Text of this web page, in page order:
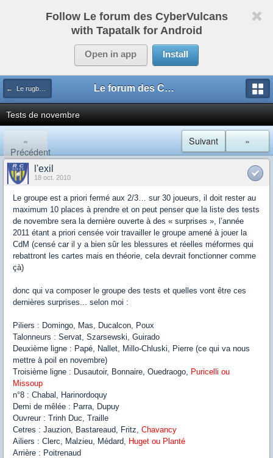
Follow Le forum des CyberVulcans
with Tapatalk for Android
Open in app Install
← Le rugby international Le forum des CyberVulcans
Tests de novembre
«
Précédent
»
Suivant
l'exil
18 oct. 2010
Le groupe est a priori fermé aux 2/3… sur 30 joueurs, il doit rester au
maximum 10 places à prendre et on peut penser que la liste des tests
de novembre sera la dernière ouverte à des « surprises », l’année
2011 étant a priori censée voir travailler le groupe amené à jouer la
CdM (censé car il y a bien sûr les blessures et réelles méformes qui
rebattront les cartes mais en théorie, cela devrait fonctionner comme
çà)
donc qui va composer le groupe des tests et quelles vont être ces
dernières surprises... selon moi :
Piliers : Domingo, Mas, Ducalcon, Poux
Talonneurs : Servat, Szarsewski, Guirado
Deuxième ligne : Papé, Nallet, Millo-Chluski, Pierre (ce qui va nous
mettre à poil en novembre)
Troisième ligne : Dusautoir, Bonnaire, Ouedraogo, Puricelli ou
Missoup
n°8 : Chabal, Harinordoquy
Demi de mêlée : Parra, Dupuy
Ouvreur : Trinh Duc, Traille
Cetres : Jauzion, Bastareaud, Fritz, Chavancy
Ailiers : Clerc, Malzieu, Médard, Huget ou Planté
Arrière : Poitrenaud